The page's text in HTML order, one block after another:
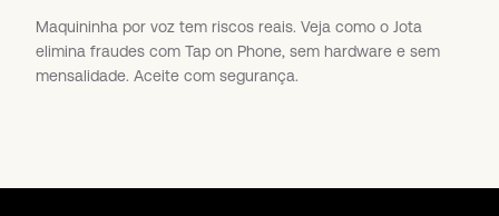
Maquininha por voz tem riscos reais. Veja como o Jota
elimina fraudes com Tap on Phone, sem hardware e sem
mensalidade. Aceite com segurança.